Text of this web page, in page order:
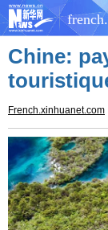
Chine:
French.xinhuanet.com